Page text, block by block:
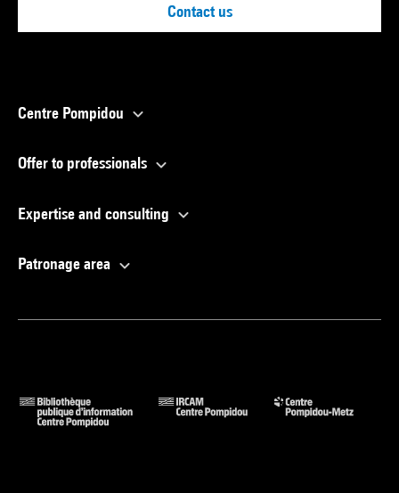
Contact us
Centre Pompidou
Offer to professionals
Expertise and consulting
Patronage area